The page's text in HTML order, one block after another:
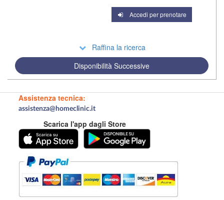
Accedi per prenotare
Raffina la ricerca
Disponibilità Successive
Assistenza tecnica:
assistenza@homeclinic.it
Scarica l'app dagli Store